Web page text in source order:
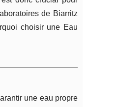
de Biarritz
choisir une Eau
une eau propre